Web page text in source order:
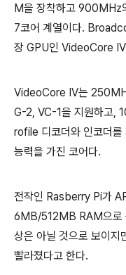
M을 장착하고 900MHz
7코어 계열이다.
장 GPU인 VideoCore
VideoCore IV는
G-2, VC-1을 지원하고
rofile 디코더와 인코더를
능력을 가진 코어다.
전작인 Rasberry Pi가
6MB/512MB RAM으로
상은 아닐 것으로 보이지
빨라졌다고 한다.